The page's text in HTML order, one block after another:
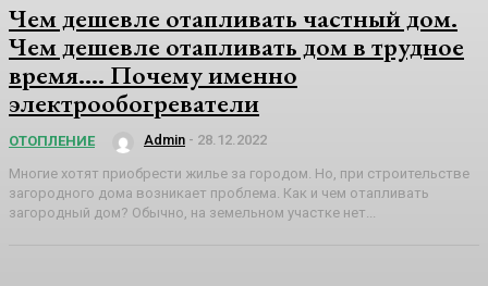
Чем дешевле отапливать частный дом.
Чем дешевле отапливать дом в трудное
время…. Почему именно
электрообогреватели
ОТОПЛЕНИЕ Admin - 28.12.2022
Многие хотят приобрести жилье за городом. Но, при строительстве
загородного дома возникает проблема. Как и чем отапливать
загородный дом? Обычно, на земельном участке нет...